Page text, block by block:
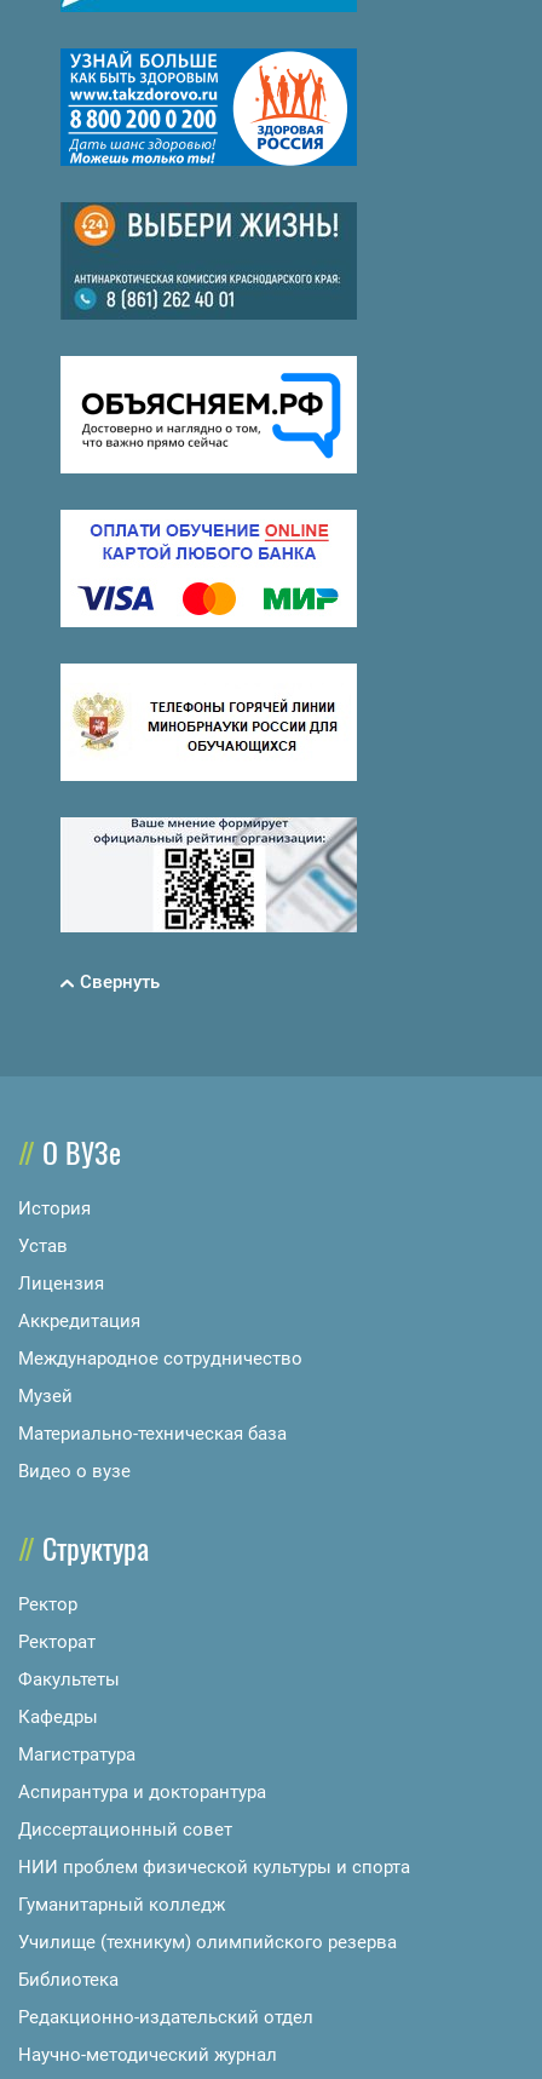
Свернуть
О ВУЗе
История
Устав
Лицензия
Аккредитация
Международное сотрудничество
Музей
Материально-техническая база
Видео о вузе
Структура
Ректор
Ректорат
Факультеты
Кафедры
Магистратура
Аспирантура и докторантура
Диссертационный совет
НИИ проблем физической культуры и спорта
Гуманитарный колледж
Училище (техникум) олимпийского резерва
Библиотека
Редакционно-издательский отдел
Научно-методический журнал